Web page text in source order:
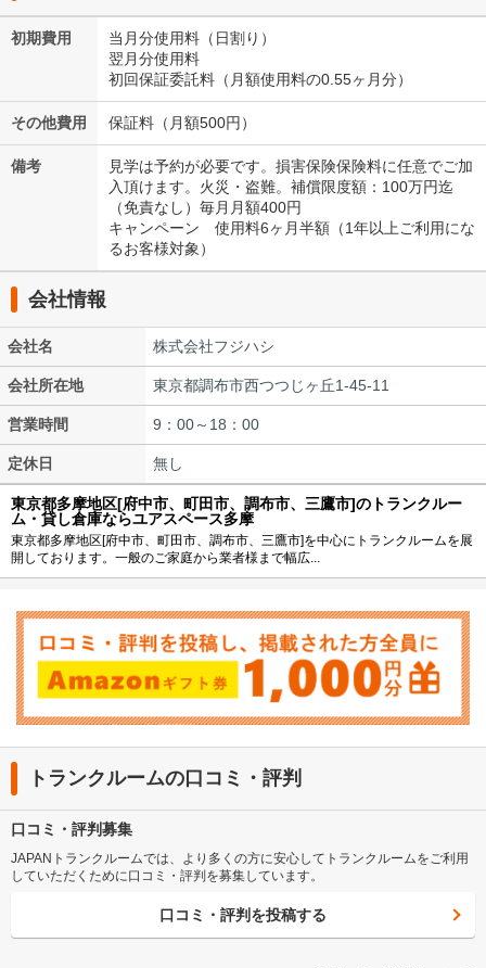
初期費用
当月分使用料（日割り）
翌月分使用料
初回保証委託料（月額使用料の0.55ヶ月分）
その他費用 保証料（月額500円）
備考
見学は予約が必要です。損害保険保険料に任意でご加
入頂けます。火災・盗難。補償限度額：100万円迄
（免責なし）毎月月額400円
キャンペーン 使用料6ヶ月半額（1年以上ご利用にな
るお客様対象）
会社情報
会社名 株式会社フジハシ
会社所在地 東京都調布市西つつじヶ丘1-45-11
営業時間 9：00～18：00
定休日 無し
東京都多摩地区[府中市、町田市、調布市、三鷹市]のトランクルー
ム・貸し倉庫ならユアスペース多摩
東京都多摩地区[府中市、町田市、調布市、三鷹市]を中心にトランクルームを展
開しております。一般のご家庭から業者様まで幅広...
トランクルームの口コミ・評判
口コミ・評判募集
JAPANトランクルームでは、より多くの方に安心してトランクルームをご利用
していただくために口コミ・評判を募集しています。
口コミ・評判を投稿する